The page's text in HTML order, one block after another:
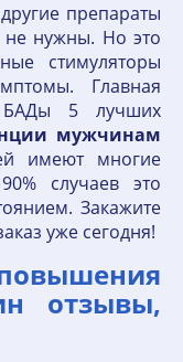
препараты
не нужны. Но это
стимуляторы
Главная
БАДы 5 лучших
мужчинам
имеют многие
случаев это
Закажите
уже сегодня!
отзывы,